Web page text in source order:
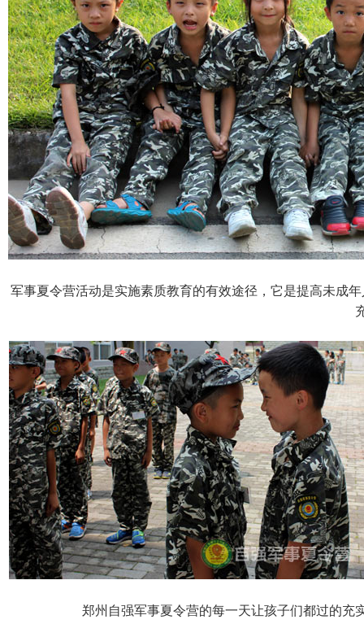
军事夏令营活动是实施素质教育的有效途径，它是提高未成
郑州自强军事夏令营的每一天让孩子们都过的